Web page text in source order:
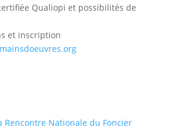
Qualiopi et possibilités de
et inscription
Rencontre Nationale du Foncier